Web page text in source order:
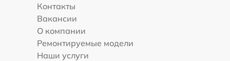
Контакты
Вакансии
О компании
Ремонтируемые модели
Наши услуги